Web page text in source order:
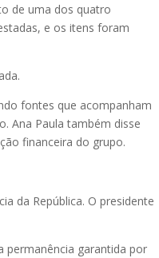
de uma dos quatro
e os itens foram
fontes que acompanham
Ana Paula também disse
financeira do grupo.
da República. O presidente
permanência garantida por